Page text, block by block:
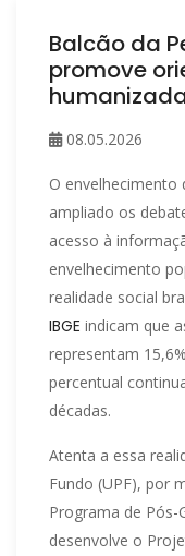
Balcão da
promove
08.05.2026
O envelhecimento
ampliado os
acesso à
envelhecimento
realidade social
IBGE indicam que
representam
percentual
décadas.
Atenta a essa
Fundo (UPF), por
Programa de Pós-
desenvolve o